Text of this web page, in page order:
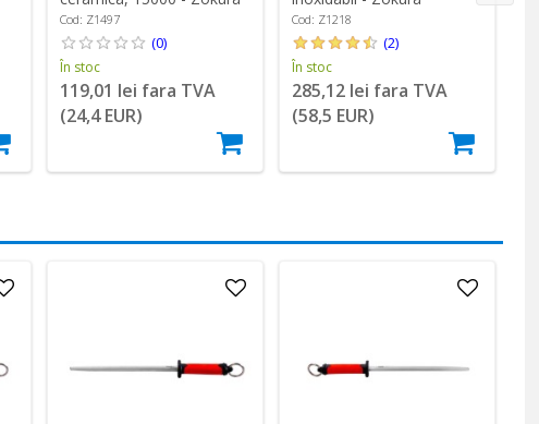
Cod: Z1497
(0)
În stoc
119,01 lei fara TVA
(24,4 EUR)
Cod: Z1218
(2)
În stoc
285,12 lei fara TVA
(58,5 EUR)